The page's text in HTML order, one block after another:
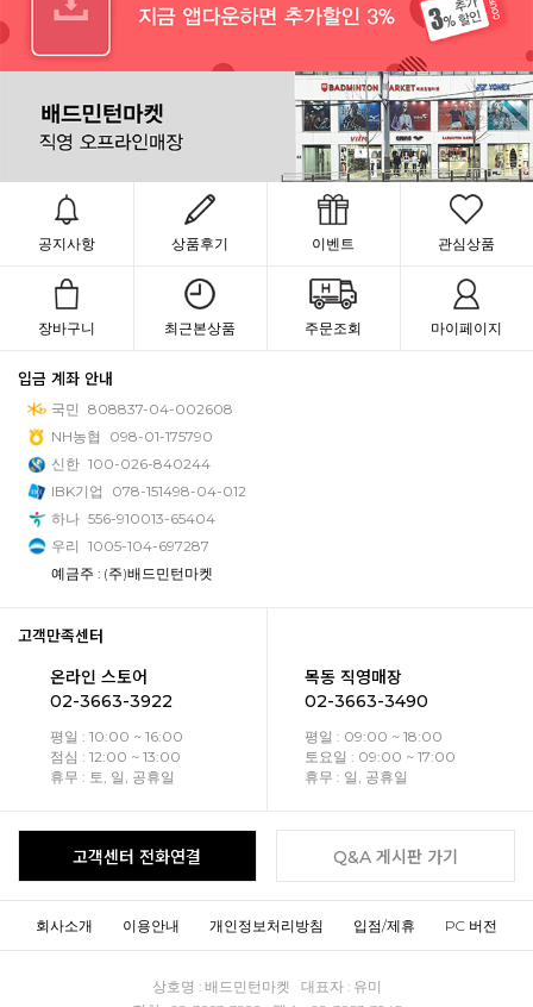
공지사항 상품후기 이벤트 관심상품
장바구니 최근본상품 주문조회 마이페이지
입금 계좌 안내
국민 808837-04-002608
NH농협
098-01-175790
신한 100-026-840244
IBK기업
078-151498-04-012
하나 556-910013-65404
우리 1005-104-697287
예금주 : (주)배드민턴마켓
고객만족센터
온라인 스토어
02-3663-3922
평일 : 10:00 ~ 16:00
점심 : 12:00 ~ 13:00
휴무 : 토, 일, 공휴일
목동 직영매장
02-3663-3490
평일 : 09:00 ~ 18:00
토요일 : 09:00 ~ 17:00
휴무 : 일, 공휴일
고객센터 전화연결 Q&A 게시판 가기
회사소개 이용안내 개인정보처리방침 입점/제휴 PC 버전
상호명 : 배드민턴마켓 대표자 : 유미